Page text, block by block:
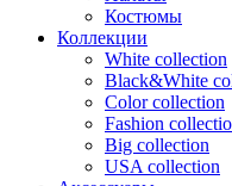
Костюмы
Коллекции
White collection
Black&White
Color collection
Fashion
Big collection
USA collection